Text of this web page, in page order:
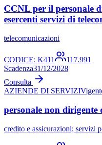
CCNL per il personale
esercenti servizi di
telecomunicazioni
CODICE: K411
117.991
Scadenza31/12/2028
Consulta
AZIENDE DI SERVIZI
personale non dirigente
credito e assicurazioni; servizi